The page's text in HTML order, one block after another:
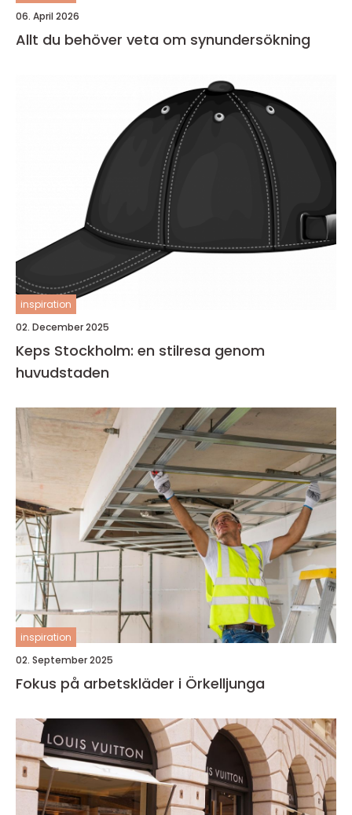
06. April 2026
Allt du behöver veta om synundersökning
inspiration
02. December 2025
Keps Stockholm: en stilresa genom
huvudstaden
inspiration
02. September 2025
Fokus på arbetskläder i Örkelljunga